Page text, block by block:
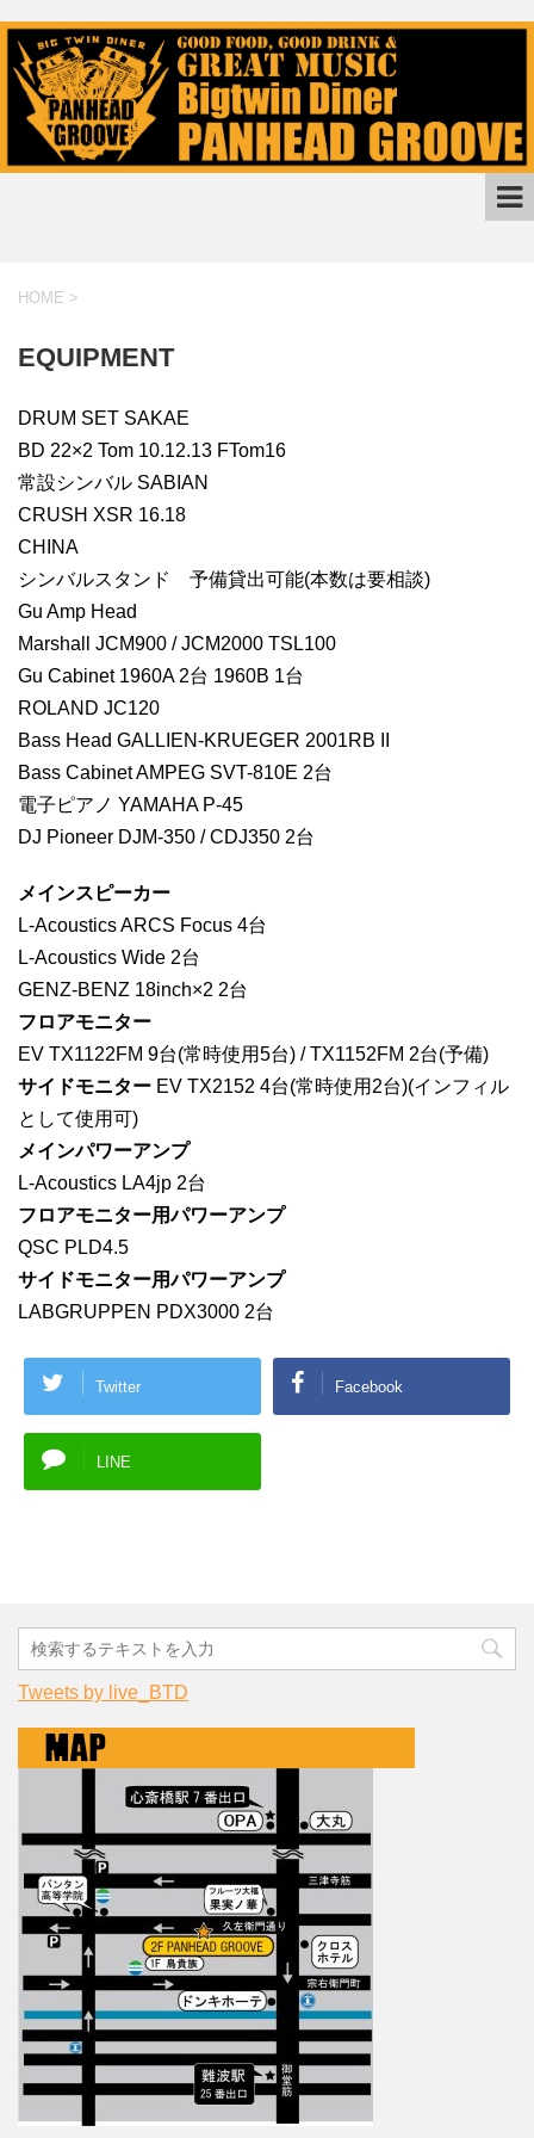
HOME >
EQUIPMENT
DRUM SET SAKAE
BD 22×2 Tom 10.12.13 FTom16
常設シンバル SABIAN
CRUSH XSR 16.18
CHINA
シンバルスタンド 予備貸出可能(本数は要相談)
Gu Amp Head
Marshall JCM900 / JCM2000 TSL100
Gu Cabinet 1960A 2台 1960B 1台
ROLAND JC120
Bass Head GALLIEN-KRUEGER 2001RB II
Bass Cabinet AMPEG SVT-810E 2台
電子ピアノ YAMAHA P-45
DJ Pioneer DJM-350 / CDJ350 2台
メインスピーカー
L-Acoustics ARCS Focus 4台
L-Acoustics Wide 2台
GENZ-BENZ 18inch×2 2台
フロアモニター
EV TX1122FM 9台(常時使用5台) / TX1152FM 2台(予備)
サイドモニター EV TX2152 4台(常時使用2台)(インフィル
として使用可)
メインパワーアンプ
L-Acoustics LA4jp 2台
フロアモニター用パワーアンプ
QSC PLD4.5
サイドモニター用パワーアンプ
LABGRUPPEN PDX3000 2台
Twitter Facebook
LINE
Tweets by live_BTD